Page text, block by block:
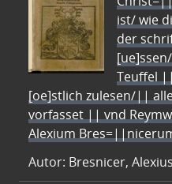
ist/ wie
der
Teuffel
[oe]stlich zulesen/||
vorfasset || vnd
Alexium
Autor: Bresnicer, Alexius